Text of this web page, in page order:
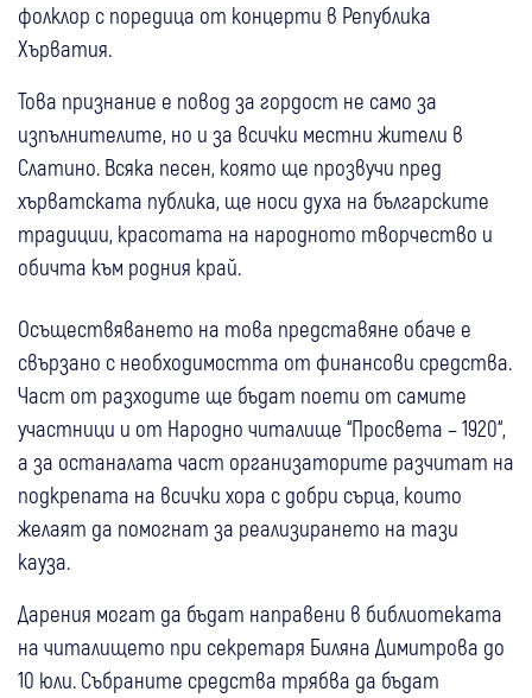
фолклор с поредица от концерти в Република
Хърватия.
Това признание е повод за гордост не само за
изпълнителите, но и за всички местни жители в
Слатино. Всяка песен, която ще прозвучи пред
хърватската публика, ще носи духа на българските
традиции, красотата на народното творчество и
обичта към родния край.
Осъществяването на това представяне обаче е
свързано с необходимостта от финансови средства.
Част от разходите ще бъдат поети от самите
участници и от Народно читалище “Просвета – 1920“,
а за останалата част организаторите разчитат на
подкрепата на всички хора с добри сърца, които
желаят да помогнат за реализирането на тази
кауза.
Дарения могат да бъдат направени в библиотеката
на читалището при секретаря Биляна Димитрова до
10 юли. Събраните средства трябва да бъдат